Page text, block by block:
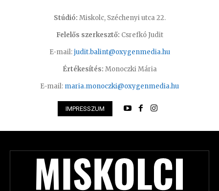
Stúdió: Miskolc, Széchenyi utca 22.
Felelős szerkesztő: Csrefkó Judit
E-mail:judit.balint@oxygenmedia.hu
Értékesítés: Monoczki Mária
E-mail: maria.monoczki@oxygenmedia.hu
IMPRESSZUM